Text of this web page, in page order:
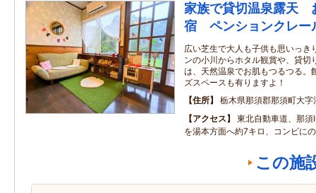
家族で貸切温泉露天
宿 ペンションクレー
広い芝生で大人も子供も思いっき
ンの小川からホタル観賞や、貸切
は、天然温泉でお肌もつるつる。
ズスペースも有りますよ！
住所
栃木県那須郡那須町大
アクセス
東北自動車道、那
を湯本方面へ約7キロ、コンビに
この施